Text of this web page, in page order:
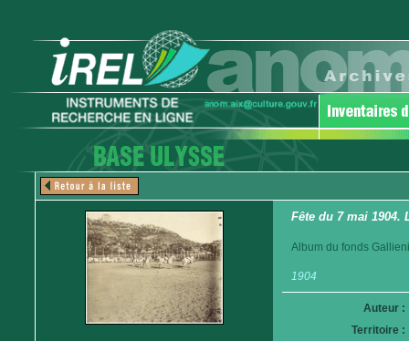
Fête du 7 mai 1904.
Album du fonds
1904
Auteur :
Territoire :